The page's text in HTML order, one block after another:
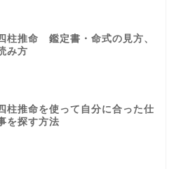
柱推命 鑑定書・命式の見方、
み方
柱推命を使って自分に合った仕
を探す方法